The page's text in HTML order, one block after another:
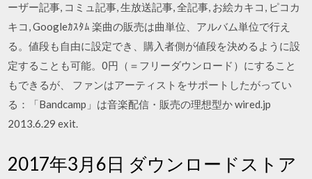
ーザー記事, コミュ記事, 生放送記事, 全記事, お絵カキコ, ピコカ
キコ, Googleｶｽﾀﾑ 楽曲の販売は曲単位、アルバム単位で行え
る。値段も自由に設定でき、購入者側が値段を決めるように設
定することも可能。0円（＝フリーダウンロード）にすること
もできるが、 ファンはアーティストをサポートしたがってい
る：「Bandcamp」は音楽配信・販売の理想型か wired.jp
2013.6.29 exit.
2017年3月6日 ダウンロードストア